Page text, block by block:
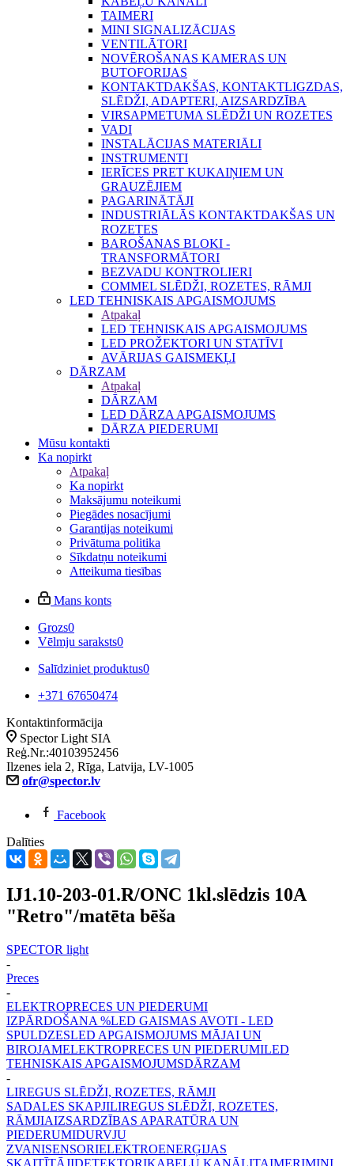
TAIMERI
MINI SIGNALIZĀCIJAS
VENTILĀTORI
NOVĒROŠANAS KAMERAS UN
BUTOFORIJAS
KONTAKTDAKŠAS, KONTAKTLIGZDAS,
SLĒDŽI, ADAPTERI, AIZSARDZĪBA
VIRSAPMETUMA SLĒDŽI UN ROZETES
VADI
INSTALĀCIJAS MATERIĀLI
INSTRUMENTI
IERĪCES PRET KUKAIŅIEM UN
GRAUZĒJIEM
PAGARINĀTĀJI
INDUSTRIĀLĀS KONTAKTDAKŠAS UN
ROZETES
BAROŠANAS BLOKI -
TRANSFORMĀTORI
BEZVADU KONTROLIERI
COMMEL SLĒDŽI, ROZETES, RĀMJI
LED TEHNISKAIS APGAISMOJUMS
Atpakaļ
LED TEHNISKAIS APGAISMOJUMS
LED PROŽEKTORI UN STATĪVI
AVĀRIJAS GAISMEKĻI
DĀRZAM
Atpakaļ
DĀRZAM
LED DĀRZA APGAISMOJUMS
DĀRZA PIEDERUMI
Mūsu kontakti
Ka nopirkt
Atpakaļ
Ka nopirkt
Maksājumu noteikumi
Piegādes nosacījumi
Garantijas noteikumi
Privātuma politika
Sīkdatņu noteikumi
Atteikuma tiesības
Mans konts
Grozs0
Vēlmju saraksts0
Salīdziniet produktus0
+371 67650474
Kontaktinformācija
Spector Light SIA
Reģ.Nr.:40103952456
Ilzenes iela 2, Rīga, Latvija, LV-1005
ofr@spector.lv
Facebook
Dalīties
IJ1.10-203-01.R/ONC 1kl.slēdzis 10A
"Retro"/matēta bēša
SPECTOR light
-
Preces
-
ELEKTROPRECES UN PIEDERUMI
IZPĀRDOŠANA %LED GAISMAS AVOTI - LED
SPULDZESLED APGAISMOJUMS MĀJAI UN
BIROJAMELEKTROPRECES UN PIEDERUMILED
TEHNISKAIS APGAISMOJUMSDĀRZAM
-
LIREGUS SLĒDŽI, ROZETES, RĀMJI
SADALES SKAPJILIREGUS SLĒDŽI, ROZETES,
RĀMJIAIZSARDZĪBAS APARATŪRA UN
PIEDERUMIDURVJU
ZVANISENSORIELEKTROENERĢIJAS
SKAITĪTĀJIDETEKTORIKABEĻU KANĀLITAIMERIMINI